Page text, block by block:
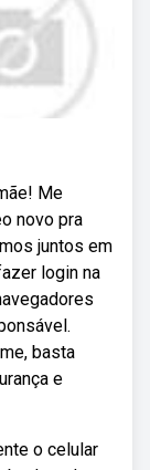
Me
novo pra
juntos em
login na
basta
e
o celular